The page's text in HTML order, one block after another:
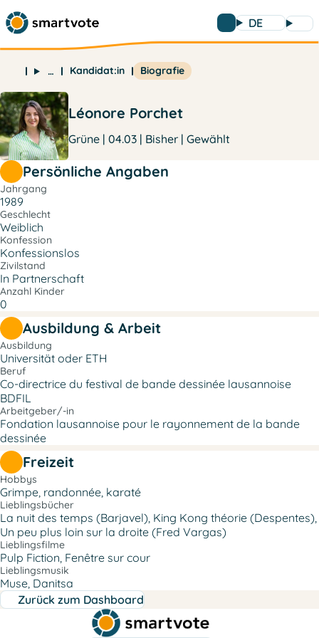
DE
… Kandidat:in Biografie
Léonore Porchet
Grüne | 04.03 | Bisher | Gewählt
Persönliche Angaben
Jahrgang
1989
Geschlecht
Weiblich
Konfession
Konfessionslos
Zivilstand
In Partnerschaft
Anzahl Kinder
0
Ausbildung & Arbeit
Ausbildung
Universität oder ETH
Beruf
Co-directrice du festival de bande dessinée lausannoise
BDFIL
Arbeitgeber/-in
Fondation lausannoise pour le rayonnement de la bande
dessinée
Freizeit
Hobbys
Grimpe, randonnée, karaté
Lieblingsbücher
La nuit des temps (Barjavel), King Kong théorie (Despentes),
Un peu plus loin sur la droite (Fred Vargas)
Lieblingsfilme
Pulp Fiction, Fenêtre sur cour
Lieblingsmusik
Muse, Danitsa
Zurück zum Dashboard